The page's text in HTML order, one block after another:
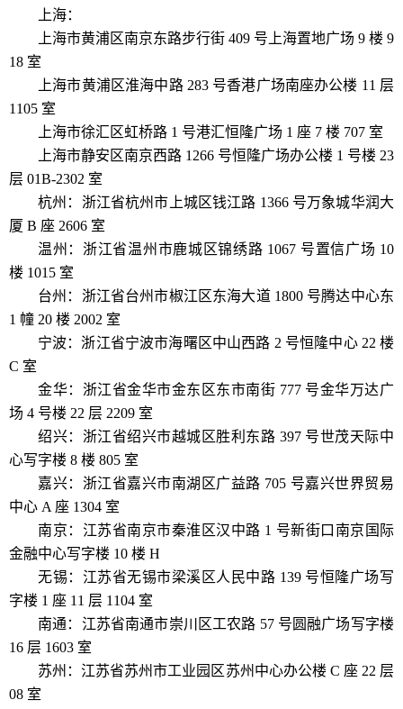
上海：
上海市黄浦区南京东路步行街 409 号上海置地广场 9 楼 9
18 室
上海市黄浦区淮海中路 283 号香港广场南座办公楼 11 层
1105 室
上海市徐汇区虹桥路 1 号港汇恒隆广场 1 座 7 楼 707 室
上海市静安区南京西路 1266 号恒隆广场办公楼 1 号楼 23
层 01B-2302 室
杭州：浙江省杭州市上城区钱江路 1366 号万象城华润大
厦 B 座 2606 室
温州：浙江省温州市鹿城区锦绣路 1067 号置信广场 10
楼 1015 室
台州：浙江省台州市椒江区东海大道 1800 号腾达中心东
1 幢 20 楼 2002 室
宁波：浙江省宁波市海曙区中山西路 2 号恒隆中心 22 楼
C 室
金华：浙江省金华市金东区东市南街 777 号金华万达广
场 4 号楼 22 层 2209 室
绍兴：浙江省绍兴市越城区胜利东路 397 号世茂天际中
心写字楼 8 楼 805 室
嘉兴：浙江省嘉兴市南湖区广益路 705 号嘉兴世界贸易
中心 A 座 1304 室
南京：江苏省南京市秦淮区汉中路 1 号新街口南京国际
金融中心写字楼 10 楼 H
无锡：江苏省无锡市梁溪区人民中路 139 号恒隆广场写
字楼 1 座 11 层 1104 室
南通：江苏省南通市崇川区工农路 57 号圆融广场写字楼
16 层 1603 室
苏州：江苏省苏州市工业园区苏州中心办公楼 C 座 22 层
08 室